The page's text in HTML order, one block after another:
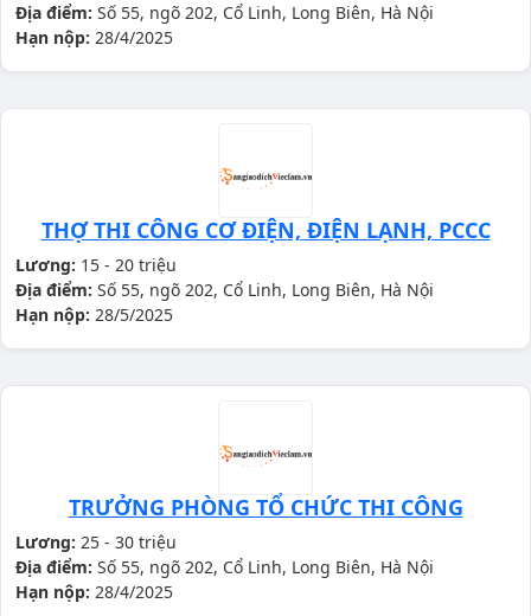
Địa điểm: Số 55, ngõ 202, Cổ Linh, Long Biên, Hà Nội
Hạn nộp: 28/4/2025
THỢ THI CÔNG CƠ ĐIỆN, ĐIỆN LẠNH, PCCC
Lương: 15 - 20 triệu
Địa điểm: Số 55, ngõ 202, Cổ Linh, Long Biên, Hà Nội
Hạn nộp: 28/5/2025
TRƯỞNG PHÒNG TỔ CHỨC THI CÔNG
Lương: 25 - 30 triệu
Địa điểm: Số 55, ngõ 202, Cổ Linh, Long Biên, Hà Nội
Hạn nộp: 28/4/2025